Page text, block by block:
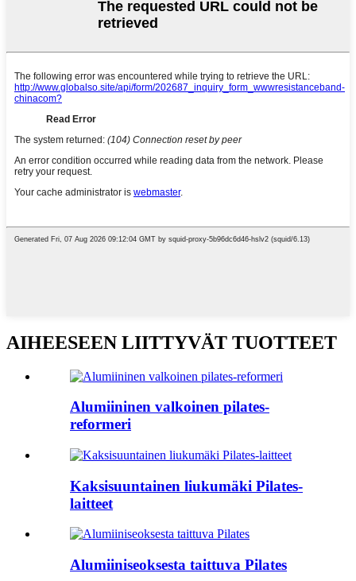
AIHEESEEN LIITTYVÄT TUOTTEET
Alumiininen valkoinen pilates-
reformeri
Kaksisuuntainen liukumäki Pilates-
laitteet
Alumiiniseoksesta taittuva Pilates